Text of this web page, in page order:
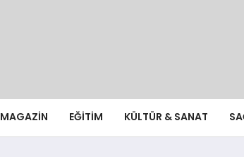
MAGAZIN EĞITIM KÜLTÜR & SANAT